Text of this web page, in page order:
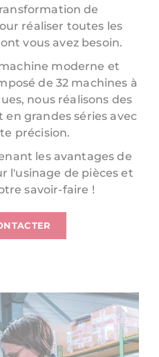
de
réaliser toutes les
vous avez besoin.
moderne et
de 32 machines à
nous réalisons des
en grandes séries avec
précision.
les avantages de
l'usinage de pièces et
savoir-faire !